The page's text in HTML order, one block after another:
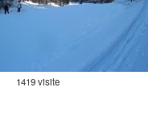
1419 visite